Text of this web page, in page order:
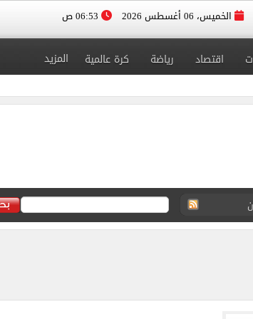
الخميس، 06 أغسطس 2026
اقتصاد رياضة كرة عالمية المزيد